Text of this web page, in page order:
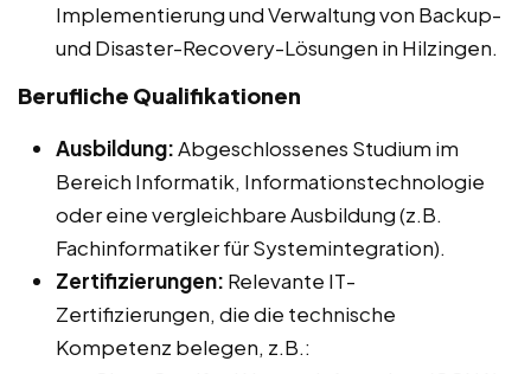
Implementierung und Verwaltung von Backup-
und Disaster-Recovery-Lösungen in Hilzingen.
Berufliche Qualifikationen
Ausbildung:Abgeschlossenes Studium im
Bereich Informatik, Informationstechnologie
oder eine vergleichbare Ausbildung (z.B.
Fachinformatiker für Systemintegration).
Zertifizierungen: Relevante IT-
Zertifizierungen, die die technische
Kompetenz belegen, z.B.: